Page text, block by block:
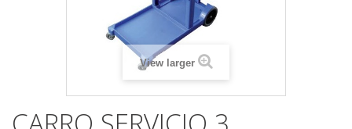
View larger